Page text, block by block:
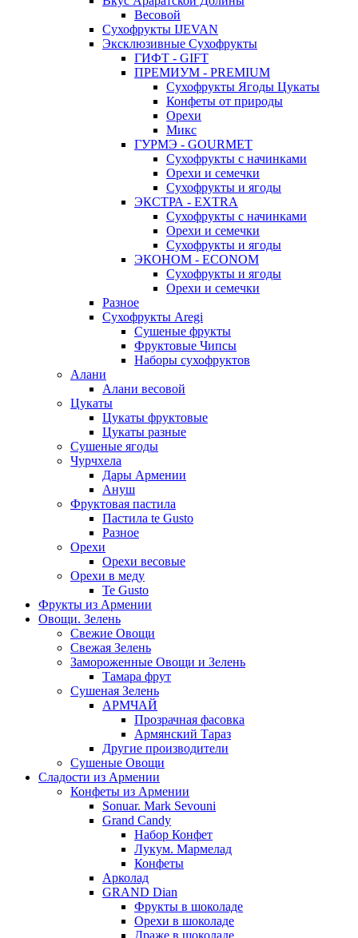
Весовой
Сухофрукты IJEVAN
Эксклюзивные Сухофрукты
ГИФТ - GIFT
ПРЕМИУМ - PREMIUM
Сухофрукты Ягоды Цукаты
Конфеты от природы
Орехи
Микс
ГУРМЭ - GOURMET
Сухофрукты с начинками
Орехи и семечки
Сухофрукты и ягоды
ЭКСТРА - EXTRA
Сухофрукты с начинками
Орехи и семечки
Сухофрукты и ягоды
ЭКОНОМ - ECONOM
Сухофрукты и ягоды
Орехи и семечки
Разное
Сухофрукты Aregi
Сушеные фрукты
Фруктовые Чипсы
Наборы сухофруктов
Алани
Алани весовой
Цукаты
Цукаты фруктовые
Цукаты разные
Сушеные ягоды
Чурчхела
Дары Армении
Ануш
Фруктовая пастила
Пастила te Gusto
Разное
Орехи
Орехи весовые
Орехи в меду
Te Gusto
Фрукты из Армении
Овощи. Зелень
Свежие Овощи
Свежая Зелень
Замороженные Овощи и Зелень
Тамара фрут
Сушеная Зелень
АРМЧАЙ
Прозрачная фасовка
Армянский Тараз
Другие производители
Сушеные Овощи
Сладости из Армении
Конфеты из Армении
Sonuar. Mark Sevouni
Grand Candy
Набор Конфет
Лукум. Мармелад
Конфеты
Арколад
GRAND Dian
Фрукты в шоколаде
Орехи в шоколаде
Драже в шоколаде